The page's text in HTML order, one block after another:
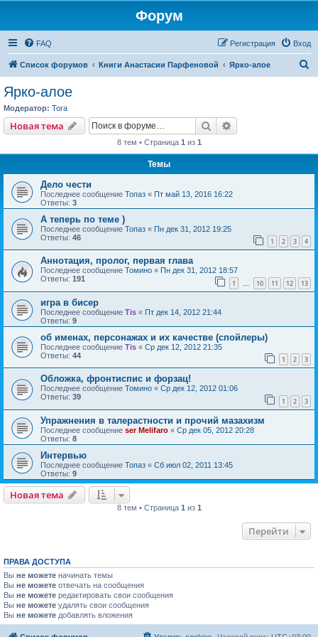
Форум
FAQ Вход
Регистрация
Список форумов Книги Анастасии Парфеновой Ярко-алое
Ярко-алое
Модератор: Tora
Новая тема Поиск
8 тем • Страница 1 из 1
Темы
Дело чести
Последнее сообщение Топаз « Пт май 13, 2016 16:22
Ответы: 3
А теперь по теме )
Последнее сообщение Топаз « Пн дек 31, 2012 19:25
Ответы: 46 1 2 3 4
Аннотация, пролог, первая глава
Последнее сообщение Томино « Пн дек 31, 2012 18:57
Ответы: 191 1 … 10 11 12 13
игра в бисер
Последнее сообщение Tis « Пт дек 14, 2012 21:44
Ответы: 9
об именах, персонажах и их качестве (спойлеры)
Последнее сообщение Tis « Ср дек 12, 2012 21:35
Ответы: 44 1 2 3
Обложка, фронтиспис и форзац!
Последнее сообщение Томино « Ср дек 12, 2012 01:06
Ответы: 39 1 2 3
Упражнения в талерастности и прочий мазахизм
Последнее сообщение ser Melifaro « Ср дек 05, 2012 20:28
Ответы: 8
Интервью
Последнее сообщение Топаз « Сб июл 02, 2011 13:45
Ответы: 9
Новая тема
8 тем • Страница 1 из 1
Перейти
ПРАВА ДОСТУПА
Вы не можете начинать темы
Вы не можете отвечать на сообщения
Вы не можете редактировать свои сообщения
Вы не можете удалять свои сообщения
Вы не можете добавлять вложения